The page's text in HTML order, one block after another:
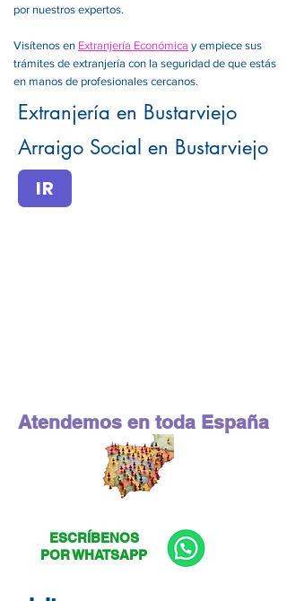
por nuestros expertos.
Visítenos en Extranjería Económica y empiece sus
trámites de extranjería con la seguridad de que estás
en manos de profesionales cercanos.
Extranjería en Bustarviejo
Arraigo Social en Bustarviejo
IR
Atendemos en toda España
ESCRÍBENOS
POR WHATSAPP